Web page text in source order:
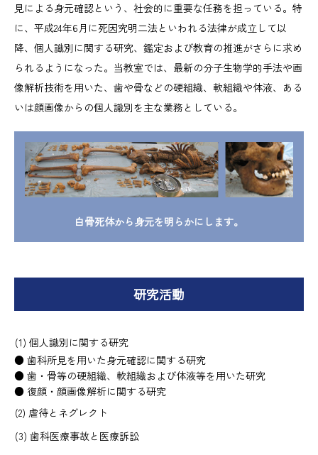
見による身元確認という、社会的に重要な任務を担っている。特
に、平成24年6月に死因究明二法といわれる法律が成立して以
降、個人識別に関する研究、鑑定および教育の推進がさらに求め
られるようになった。当教室では、最新の分子生物学的手法や画
像解析技術を用いた、歯や骨などの硬組織、軟組織や体液、ある
いは顔画像からの個人識別を主な業務としている。
白骨死体から身元を明らかにします。
研究活動
個人識別に関する研究
● 歯科所見を用いた身元確認に関する研究
● 歯・骨等の硬組織、軟組織および体液等を用いた研究
● 復顔・顔画像解析に関する研究
虐待とネグレクト
歯科医療事故と医療訴訟